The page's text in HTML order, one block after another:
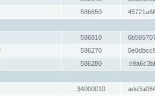
586650
586810
586270
586280
34000010